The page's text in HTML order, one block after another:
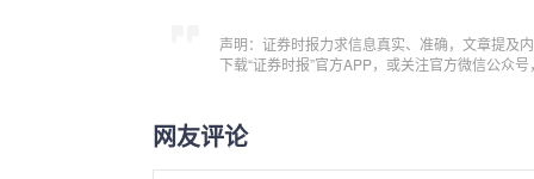
声明：证券时报力求信息真实、准确，文章提及
下载“证券时报”官方APP，或关注官方微信公众
网友评论